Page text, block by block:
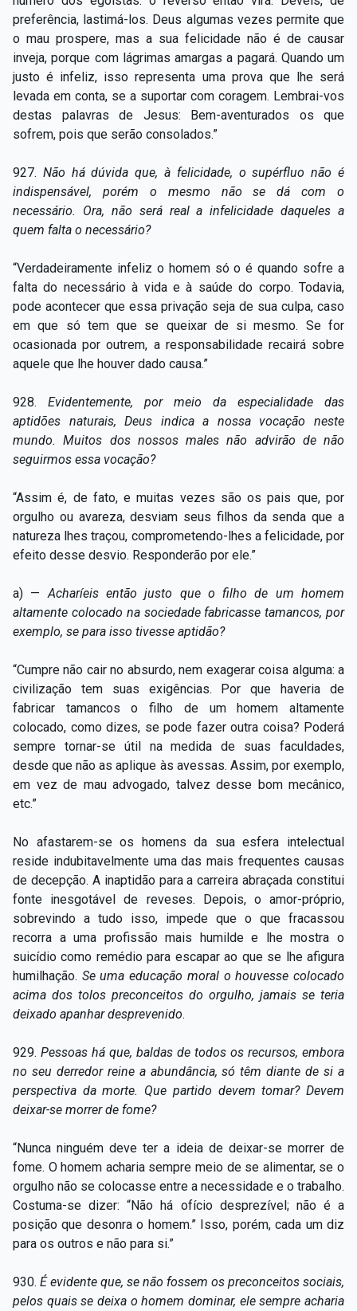
preferência, lastimá-los. Deus algumas vezes permite que
o mau prospere, mas a sua felicidade não é de causar
inveja, porque com lágrimas amargas a pagará. Quando um
justo é infeliz, isso representa uma prova que lhe será
levada em conta, se a suportar com coragem. Lembrai-vos
destas palavras de Jesus: Bem-aventurados os que
sofrem, pois que serão consolados.”
927. Não há dúvida que, à felicidade, o supérfluo não é
indispensável, porém o mesmo não se dá com o
necessário. Ora, não será real a infelicidade daqueles a
quem falta o necessário?
“Verdadeiramente infeliz o homem só o é quando sofre a
falta do necessário à vida e à saúde do corpo. Todavia,
pode acontecer que essa privação seja de sua culpa, caso
em que só tem que se queixar de si mesmo. Se for
ocasionada por outrem, a responsabilidade recairá sobre
aquele que lhe houver dado causa.”
928. Evidentemente, por meio da especialidade das
aptidões naturais, Deus indica a nossa vocação neste
mundo. Muitos dos nossos males não advirão de não
seguirmos essa vocação?
“Assim é, de fato, e muitas vezes são os pais que, por
orgulho ou avareza, desviam seus filhos da senda que a
natureza lhes traçou, comprometendo-lhes a felicidade, por
efeito desse desvio. Responderão por ele.”
a) — Acharíeis então justo que o filho de um homem
altamente colocado na sociedade fabricasse tamancos, por
exemplo, se para isso tivesse aptidão?
“Cumpre não cair no absurdo, nem exagerar coisa alguma: a
civilização tem suas exigências. Por que haveria de
fabricar tamancos o filho de um homem altamente
colocado, como dizes, se pode fazer outra coisa? Poderá
sempre tornar-se útil na medida de suas faculdades,
desde que não as aplique às avessas. Assim, por exemplo,
em vez de mau advogado, talvez desse bom mecânico,
etc.”
No afastarem-se os homens da sua esfera intelectual
reside indubitavelmente uma das mais frequentes causas
de decepção. A inaptidão para a carreira abraçada constitui
fonte inesgotável de reveses. Depois, o amor-próprio,
sobrevindo a tudo isso, impede que o que fracassou
recorra a uma profissão mais humilde e lhe mostra o
suicídio como remédio para escapar ao que se lhe afigura
humilhação. Se uma educação moral o houvesse colocado
acima dos tolos preconceitos do orgulho, jamais se teria
deixado apanhar desprevenido.
929. Pessoas há que, baldas de todos os recursos, embora
no seu derredor reine a abundância, só têm diante de si a
perspectiva da morte. Que partido devem tomar? Devem
deixar-se morrer de fome?
“Nunca ninguém deve ter a ideia de deixar-se morrer de
fome. O homem acharia sempre meio de se alimentar, se o
orgulho não se colocasse entre a necessidade e o trabalho.
Costuma-se dizer: “Não há ofício desprezível; não é a
posição que desonra o homem.” Isso, porém, cada um diz
para os outros e não para si.”
930. É evidente que, se não fossem os preconceitos sociais,
pelos quais se deixa o homem dominar, ele sempre acharia